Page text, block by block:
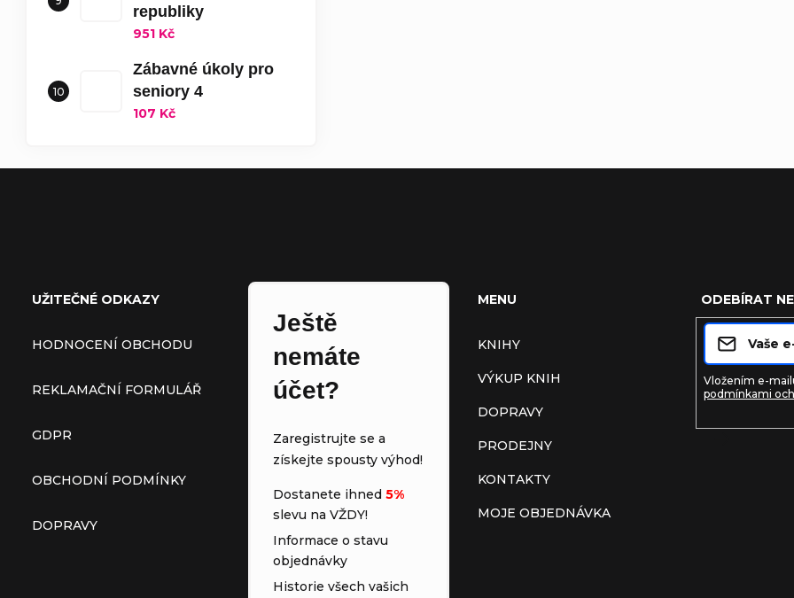
republiky
951 Kč
Zábavné úkoly pro
seniory 4
107 Kč
UŽITEČNÉ ODKAZY
HODNOCENÍ OBCHODU
REKLAMAČNÍ FORMULÁŘ
GDPR
OBCHODNÍ PODMÍNKY
DOPRAVY
Ještě
nemáte
účet?
Zaregistrujte se a
získejte spousty výhod!
Dostanete ihned 5%
slevu na VŽDY!
Informace o stavu
objednávky
Historie všech vašich
MENU
KNIHY
VÝKUP KNIH
DOPRAVY
PRODEJNY
KONTAKTY
MOJE OBJEDNÁVKA
ODEBÍRAT
Vložením e-
podmínkami